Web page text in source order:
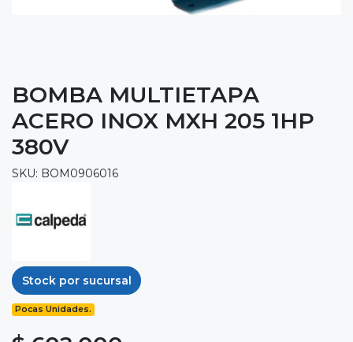
BOMBA MULTIETAPA
ACERO INOX MXH 205 1HP
380V
SKU: BOM0906016
Stock por sucursal
Pocas Unidades.